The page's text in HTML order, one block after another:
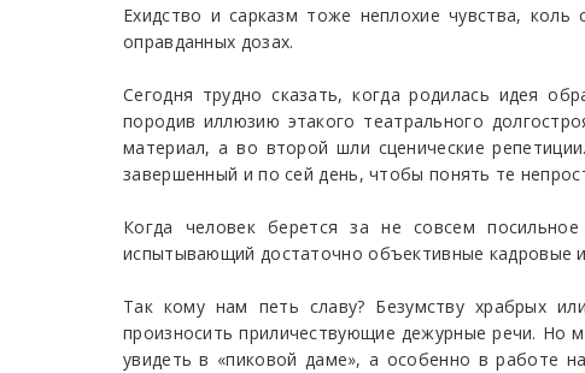
Ехидство и сарказм тоже неплохие чувства,
оправданных дозах.
Сегодня трудно сказать, когда родилась идея
породив иллюзию этакого театрального
материал, а во второй шли сценические
завершенный и по сей день, чтобы понять те
Когда человек берется за не совсем
испытывающий достаточно объективные кадровые
Так кому нам петь славу? Безумству храбрых
произносить приличествующие дежурные речи. Но
увидеть в «пиковой даме», а особенно в работе